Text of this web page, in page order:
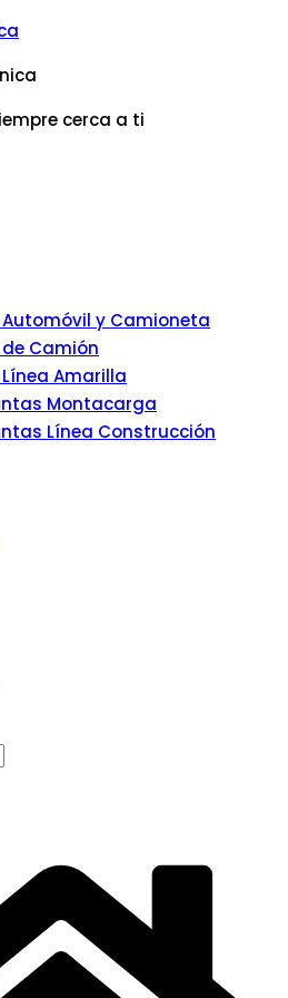
cerca a ti
y Camioneta
Camión
Amarilla
Montacarga
Línea Construcción